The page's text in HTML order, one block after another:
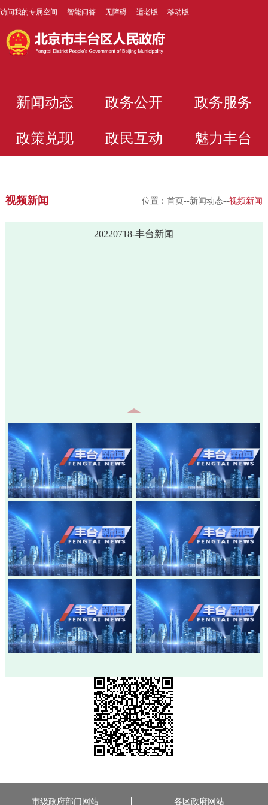
访问我的专属空间 智能问答 无障碍 适老版 移动版
新闻动态 政务公开 政务服务
政策兑现 政民互动 魅力丰台
视频新闻 位置：首页--新闻动态--视频新闻
20220718-丰台新闻
20260805-丰台新闻
20260803-丰台新闻
20260730-丰台新闻
20260728-丰台新闻
20260724-丰台新闻
市级政府部门网站 各区政府网站